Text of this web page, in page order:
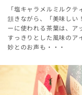
「塩キャラメルミルク
頷きながら、「美味しい
ーに使われる茶葉は、ア
すっきりとした風味のア
妙とのお声も・・・